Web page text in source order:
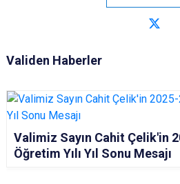
Validen Haberler
Valimiz Sayın Cahit Çelik'in
Öğretim Yılı Yıl Sonu Mesajı